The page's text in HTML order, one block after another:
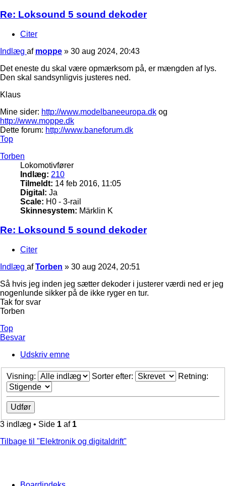
Re: Loksound 5 sound dekoder
Citer
Indlæg af moppe » 30 aug 2024, 20:43
Det eneste du skal være opmærksom på, er mængden af lys.
Den skal sandsynligvis justeres ned.
Klaus
Mine sider: http://www.modelbaneeuropa.dk og
http://www.moppe.dk
Dette forum: http://www.baneforum.dk
Top
Torben
Lokomotivfører
Indlæg: 210
Tilmeldt: 14 feb 2016, 11:05
Digital: Ja
Scale: H0 - 3-rail
Skinnesystem: Märklin K
Re: Loksound 5 sound dekoder
Citer
Indlæg afTorben » 30 aug 2024, 20:51
Så hvis jeg inden jeg sætter dekoder i justerer værdi ned er jeg
nogenlunde sikker på de ikke ryger en tur.
Tak for svar
Torben
Top
Besvar
Udskriv emne
Visning: Sorter efter: Retning:
3 indlæg • Side 1 af 1
Tilbage til "Elektronik og digitaldrift"